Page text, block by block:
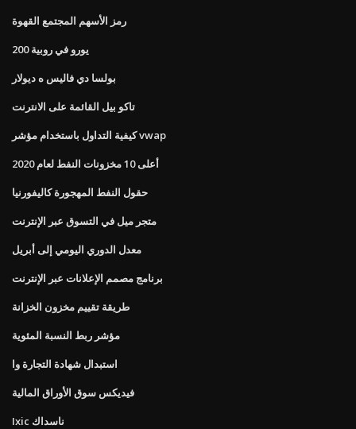
رمز الأسهم المجتمع القهوة
200 يورو في روبية
بولسا دي فاليس ه ديولار
تاكو بيل القائمة على الانترنت
كيفية التداول باستخدام مؤشر vwap
أعلى 10 مخزونات النفط لعام 2020
حقول النفط المهجورة كاليفورنيا
متجر ميل في التسوق عبر الإنترنت
معدل الدوري اليومي إلى أبريل
برنامج مصمم الإعلانات عبر الإنترنت
طريقة تقييم مخزون الخزانة
مؤشر ربط النسبة المئوية
استبدال شهادة التجارة وا
فيديكس سوق الأوراق المالية
Ixic ناسداك